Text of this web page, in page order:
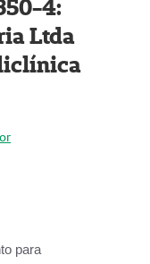
4:
Ltda
para